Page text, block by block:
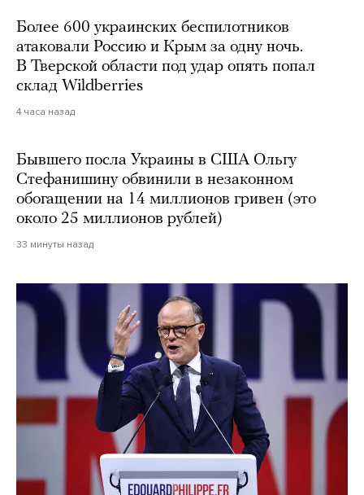
Более 600 украинских беспилотников
атаковали Россию и Крым за одну ночь.
В Тверской области под удар опять попал
склад Wildberries
4 часа назад
Бывшего посла Украины в США Ольгу
Стефанишину обвинили в незаконном
обогащении на 14 миллионов гривен (это
около 25 миллионов рублей)
33 минуты назад